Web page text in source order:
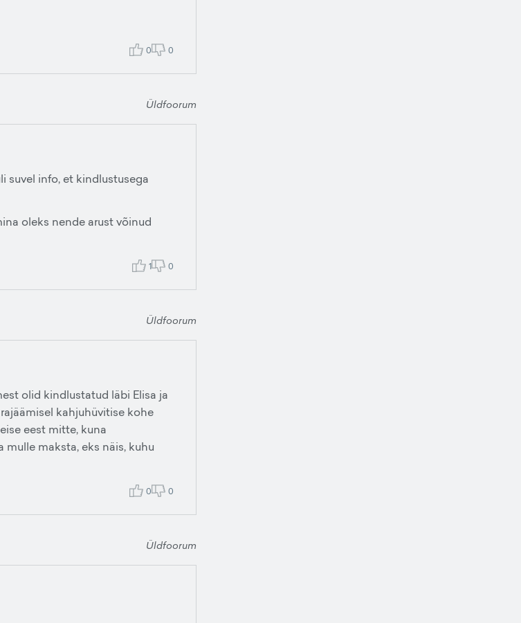
0 0
Üldfoorum
suvel info, et kindlustusega
oleks nende arust võinud
1 0
Üldfoorum
olid kindlustatud läbi Elisa ja
kahjuhüvitise kohe
eest mitte, kuna
maksta, eks näis, kuhu
0 0
Üldfoorum